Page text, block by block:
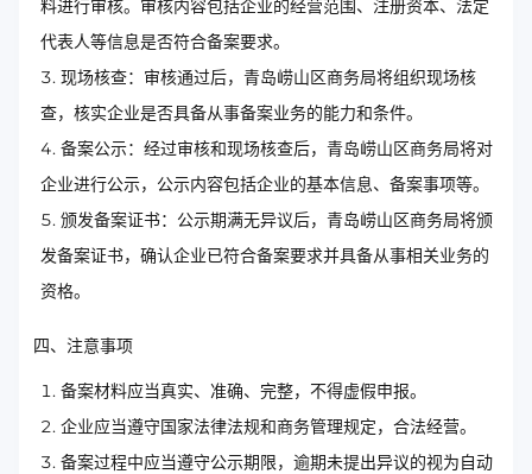
料进行审核。审核内容包括企业的经营范围、注册资本、法定
代表人等信息是否符合备案要求。
现场核查：审核通过后，青岛崂山区商务局将组织现场核
查，核实企业是否具备从事备案业务的能力和条件。
备案公示：经过审核和现场核查后，青岛崂山区商务局将对
企业进行公示，公示内容包括企业的基本信息、备案事项等。
颁发备案证书：公示期满无异议后，青岛崂山区商务局将颁
发备案证书，确认企业已符合备案要求并具备从事相关业务的
资格。
四、注意事项
备案材料应当真实、准确、完整，不得虚假申报。
企业应当遵守国家法律法规和商务管理规定，合法经营。
备案过程中应当遵守公示期限，逾期未提出异议的视为自动